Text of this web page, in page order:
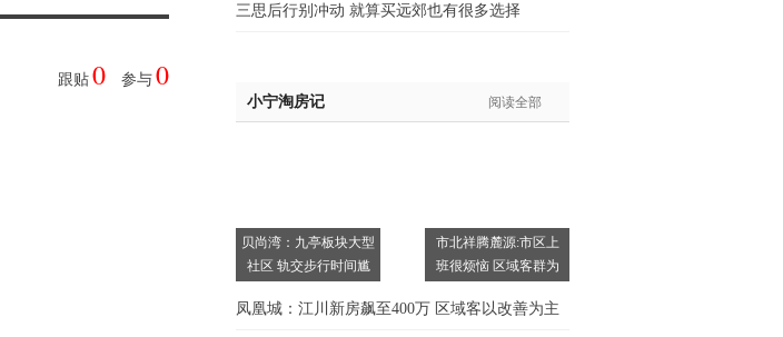
跟贴 0 参与 0
三思后行别冲动 就算买远郊也有很多选择
小宁淘房记 阅读全部
贝尚湾：九亭板块大型
社区 轨交步行时间尴
市北祥腾麓源:市区上
班很烦恼 区域客群为
凤凰城：江川新房飙至400万 区域客以改善为主